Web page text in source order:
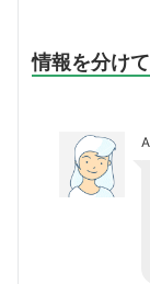
情報を分け